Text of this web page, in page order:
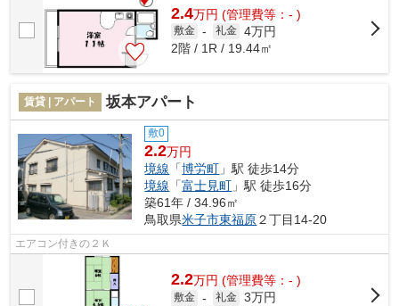
2.4万円 (管理費等：- )
敷金 - 礼金 4万円
2階 / 1R / 19.44㎡
賃貸 | アパート 坂本アパート
敷0
2.2万円
境線 「博労町 」駅 徒歩14分
境線 「富士見町 」駅 徒歩16分
築61年 / 34.96㎡
鳥取県米子市東福原２丁目14-20
エアコン付きの２Ｋ
2.2万円 (管理費等：- )
敷金 - 礼金 3万円